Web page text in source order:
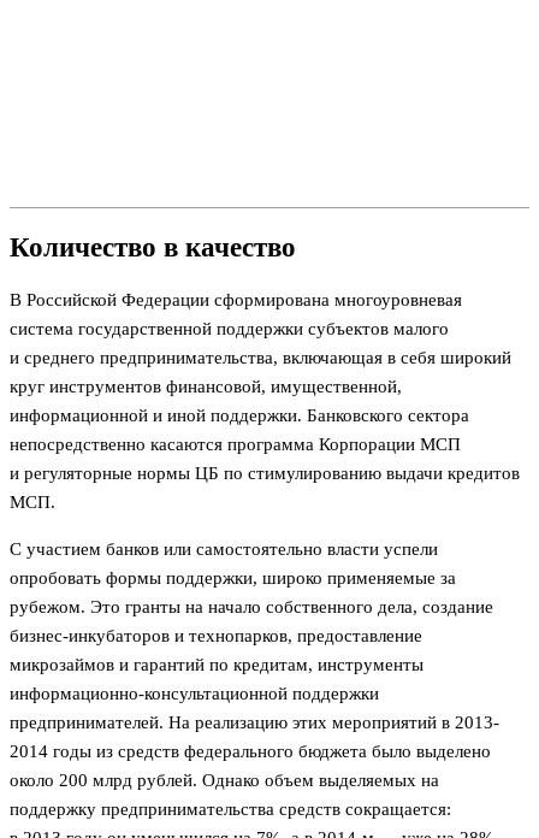
Количество в качество
В Российской Федерации сформирована многоуровневая
система государственной поддержки субъектов малого
и среднего предпринимательства, включающая в себя широкий
круг инструментов финансовой, имущественной,
информационной и иной поддержки. Банковского сектора
непосредственно касаются программа Корпорации МСП
и регуляторные нормы ЦБ по стимулированию выдачи кредитов
МСП.
С участием банков или самостоятельно власти успели
опробовать формы поддержки, широко применяемые за
рубежом. Это гранты на начало собственного дела, создание
бизнес-инкубаторов и технопарков, предоставление
микрозаймов и гарантий по кредитам, инструменты
информационно-консультационной поддержки
предпринимателей. На реализацию этих мероприятий в 2013-
2014 годы из средств федерального бюджета было выделено
около 200 млрд рублей. Однако объем выделяемых на
поддержку предпринимательства средств сокращается: